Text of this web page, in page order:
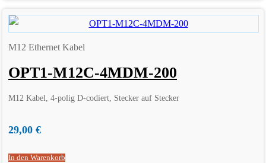
M12 Ethernet Kabel
OPT1-M12C-4MDM-200
M12 Kabel, 4-polig D-codiert, Stecker auf Stecker
29,00 €
In den Warenkorb